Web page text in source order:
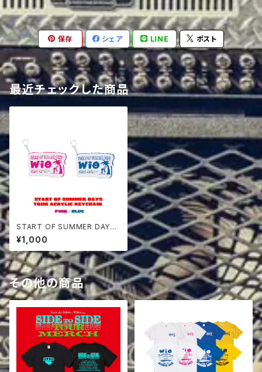
保存 シェア LINE ポスト
最近チェックした商品
START OF SUMMER DAYS
TOUR ACRYLIC KEYCHAIN
¥1,000
その他の商品